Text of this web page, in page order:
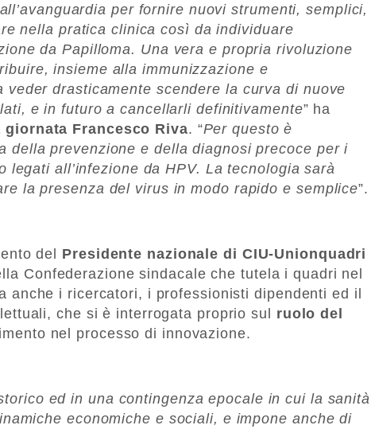
per fornire nuovi strumenti, semplici,
nella pratica clinica così da individuare
da Papilloma. Una vera e propria rivoluzione
insieme alla immunizzazione e
veder drasticamente scendere la curva di nuove
e in futuro a cancellarli definitivamente” ha
Francesco Riva. “Per questo è
della prevenzione e della diagnosi precoce per i
legati all’infezione da HPV. La tecnologia sarà
la presenza del virus in modo rapido e semplice”.
del Presidente nazionale di CIU-Unionquadri
Confederazione sindacale che tutela i quadri nel
anche i ricercatori, i professionisti dipendenti ed il
che si è interrogata proprio sul ruolo del
nel processo di innovazione.
ed in una contingenza epocale in cui la sanità
economiche e sociali, e impone anche di